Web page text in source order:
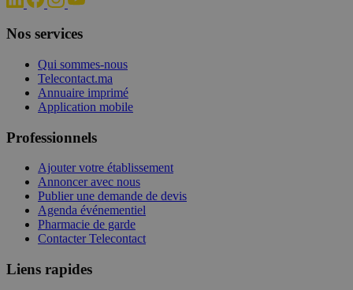
Nos services
Qui sommes-nous
Telecontact.ma
Annuaire imprimé
Application mobile
Professionnels
Ajouter votre établissement
Annoncer avec nous
Publier une demande de devis
Agenda événementiel
Pharmacie de garde
Contacter Telecontact
Liens rapides